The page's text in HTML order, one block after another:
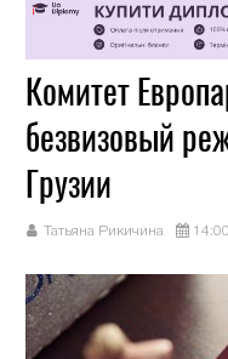
Комитет
безвизовый
Грузии
Татьяна Рикичина